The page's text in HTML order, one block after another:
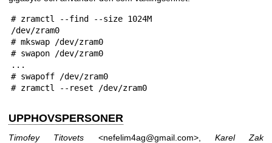
# zramctl --reset /dev/zram0
UPPHOVSPERSONER
Timofey Titovets <nefelim4ag@gmail.com>, Karel Zak